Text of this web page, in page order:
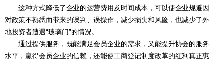
这种方式降低了企业的运营费用及时间成本，可以使企业规避因
对政策不熟悉而带来的误判、误操作，减少损失和风险，也减少了外
地投资者遭遇“玻璃门”的情况。
通过提供服务，既能满足会员企业的需求，又能提升协会的服务
水平，赢得会员企业的信赖，还能使工商登记制度改革的红利真正惠